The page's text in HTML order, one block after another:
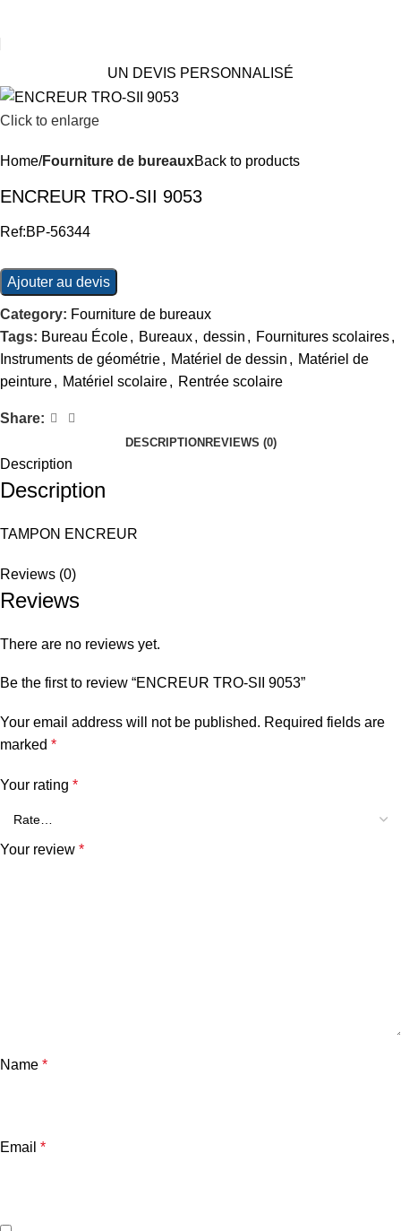
UN DEVIS PERSONNALISÉ
Click to enlarge
Home Fourniture de bureauxBack to products
ENCREUR TRO-SII 9053
Ref:BP-56344
Ajouter au devis
Category: Fourniture de bureaux
Tags: Bureau École, Bureaux, dessin , Fournitures scolaires,
Instruments de géométrie, Matériel de dessin , Matériel de
peinture, Matériel scolaire, Rentrée scolaire
Share:
DESCRIPTION REVIEWS (0)
Description
Description
TAMPON ENCREUR
Reviews (0)
Reviews
There are no reviews yet.
Be the first to review “ENCREUR TRO-SII 9053”
Your email address will not be published. Required fields are
marked *
Your rating *
Your review *
Name *
Email *